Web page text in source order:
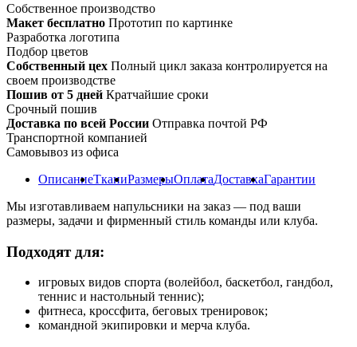
Собственное производство
Макет бесплатно Прототип по картинке
Разработка логотипа
Подбор цветов
Собственный цех Полный цикл заказа контролируется на
своем производстве
Пошив от 5 дней Кратчайшие сроки
Срочный пошив
Доставка по всей России Отправка почтой РФ
Транспортной компанией
Самовывоз из офиса
ОписаниеТканиРазмерыОплатаДоставкаГарантии
Мы изготавливаем напульсники на заказ — под ваши
размеры, задачи и фирменный стиль команды или клуба.
Подходят для:
игровых видов спорта (волейбол, баскетбол, гандбол,
теннис и настольный теннис);
фитнеса, кроссфита, беговых тренировок;
командной экипировки и мерча клуба.